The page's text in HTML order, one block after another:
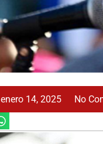
enero 14, 2025 No